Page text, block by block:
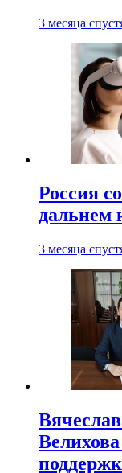
3 месяца
Россия
дальнем
3 месяца